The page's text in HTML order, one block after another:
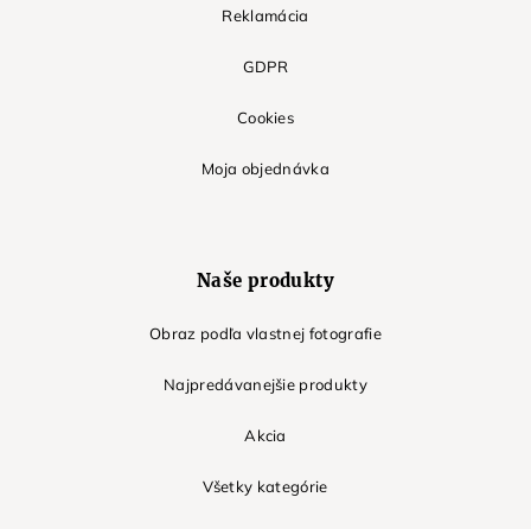
Reklamácia
GDPR
Cookies
Moja objednávka
Naše produkty
Obraz podľa vlastnej fotografie
Najpredávanejšie produkty
Akcia
Všetky kategórie